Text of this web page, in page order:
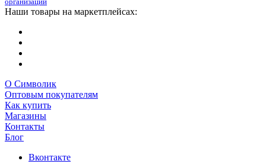
Наши товары на маркетплейсах:
О Символик
Оптовым покупателям
Как купить
Магазины
Контакты
Блог
Вконтакте